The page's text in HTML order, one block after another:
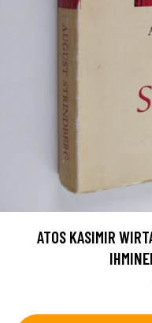
ATOS KASIMIR